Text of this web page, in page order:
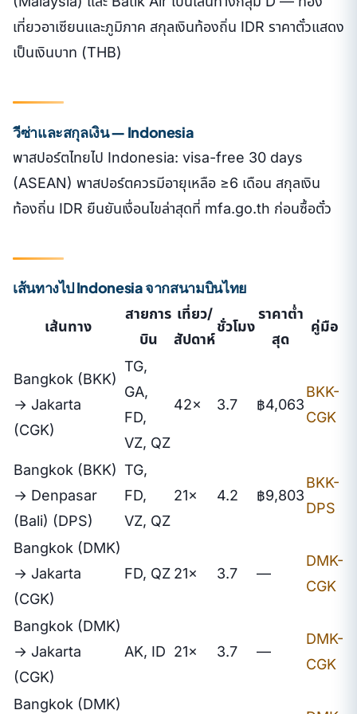
เที่ยวอาเซียนและภูมิภาค สกุลเงินท้องถิ่น IDR ราคาตั๋วแสดง
เป็นเงินบาท (THB)
วีซ่าและสกุลเงิน — Indonesia
พาสปอร์ตไทยไป Indonesia: visa-free 30 days
(ASEAN) พาสปอร์ตควรมีอายุเหลือ ≥6 เดือน สกุลเงิน
ท้องถิ่น IDR ยืนยันเงื่อนไขล่าสุดที่ mfa.go.th ก่อนซื้อตั๋ว
เส้นทางไป Indonesia จากสนามบินไทย
เส้นทาง
สายการ
บิน
เที่ยว/
สัปดาห์
ชั่วโมง
ราคาต่ำ
สุด
คู่มือ
Bangkok (BKK)
→ Jakarta
(CGK)
TG,
GA,
FD,
VZ, QZ
42× 3.7 ฿4,063
BKK-
CGK
Bangkok (BKK)
→ Denpasar
(Bali) (DPS)
TG,
FD,
VZ, QZ
21× 4.2 ฿9,803
BKK-
DPS
Bangkok (DMK)
→ Jakarta
(CGK)
FD, QZ 21× 3.7 —
DMK-
CGK
Bangkok (DMK)
→ Jakarta
(CGK)
AK, ID 21× 3.7 —
DMK-
CGK
Bangkok (DMK)